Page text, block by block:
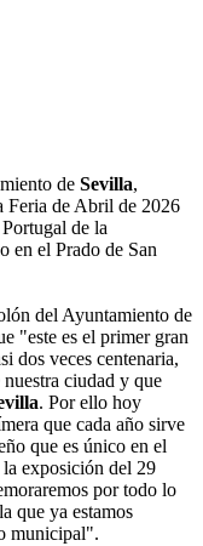
de Sevilla,
Feria de Abril de 2026
de la
en el Prado de San
del Ayuntamiento de
"este es el primer gran
dos veces centenaria,
ciudad y que
. Por ello hoy
que cada año sirve
que es único en el
la exposición del 29
por todo lo
que ya estamos
municipal".